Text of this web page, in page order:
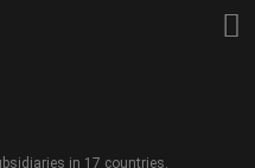
in 17 countries.